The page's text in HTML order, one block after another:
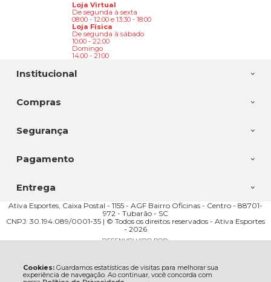
Cookies: Guardamos estatísticas de visitas para melhorar sua
experiência de navegação. Ao continuar, você concorda com
Institucional
Compras
Loja Virtual
De segunda à sexta
08:00 - 12:00 e 13:30 - 18:00
Loja Física
De segunda à sábado
10:00 - 22:00
Domingo
14:00 - 21:00
Segurança
Pagamento
Entrega
Ativa Esportes, Caixa Postal - 1155 - AGF Bairro Oficinas - Centro - 88701-
972 - Tubarão - SC
CNPJ: 30.194.089/0001-35 | © Todos os direitos reservados - Ativa Esportes
- 2026